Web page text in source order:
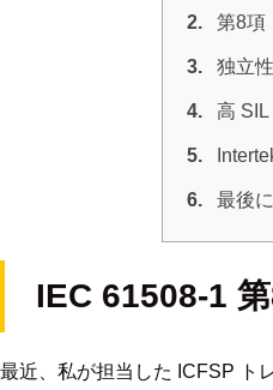
2. 第8項
3. 独立
4. 高
5.
6. 最後に
IEC 61508-1
最近、私が担当した ICFSP ト